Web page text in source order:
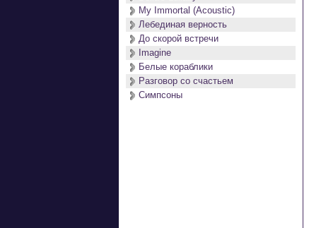
My Immortal (Acoustic)
Лебединая верность
До скорой встречи
Imagine
Белые кораблики
Разговор со счастьем
Симпсоны